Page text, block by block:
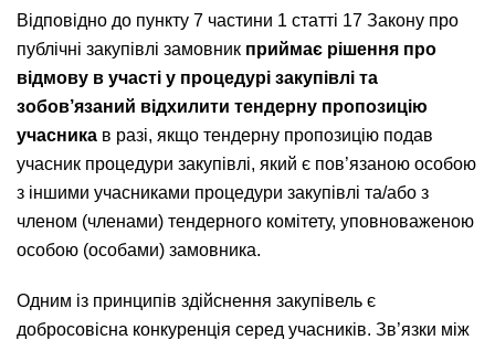
Відповідно до пункту 7 частини 1 статті 17 Закону про
публічні закупівлі замовник приймає рішення про
відмову в участі у процедурі закупівлі та
зобов’язаний відхилити тендерну пропозицію
учасника в разі, якщо тендерну пропозицію подав
учасник процедури закупівлі, який є пов’язаною особою
з іншими учасниками процедури закупівлі та/або з
членом (членами) тендерного комітету, уповноваженою
особою (особами) замовника.
Одним із принципів здійснення закупівель є
добросовісна конкуренція серед учасників. Зв’язки між